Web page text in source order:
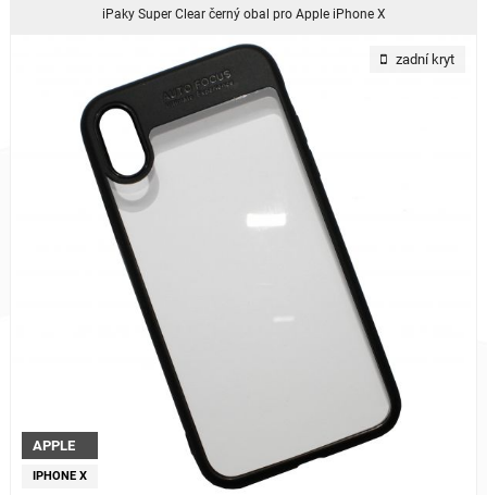
iPaky Super Clear černý obal pro Apple iPhone X
APPLE
IPHONE X
zadní kryt